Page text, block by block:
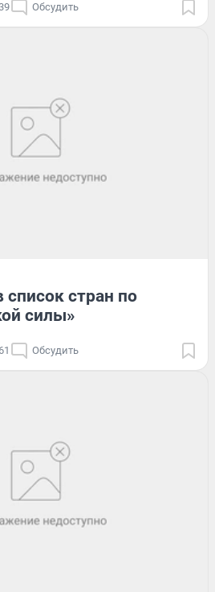
Обсудить
список стран по
силы»
Обсудить